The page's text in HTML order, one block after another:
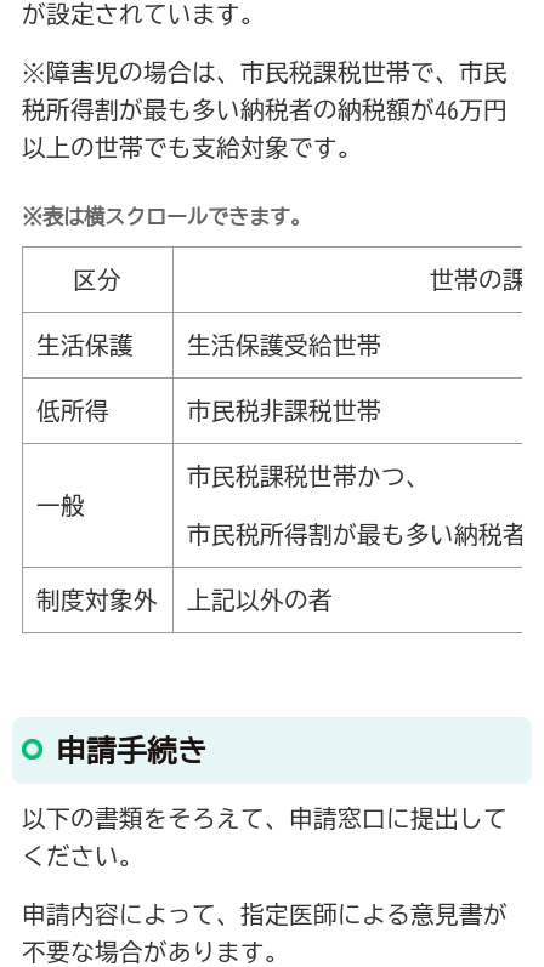
が設定されています。
※障害児の場合は、市民税課税世帯で、市民
税所得割が最も多い納税者の納税額が46万円
以上の世帯でも支給対象です。
※表は横スクロールできます。
区分 世帯の課
生活保護 生活保護受給世帯
低所得 市民税非課税世帯
一般
市民税課税世帯かつ、
市民税所得割が最も多い納税者
制度対象外 上記以外の者
申請手続き
以下の書類をそろえて、申請窓口に提出して
ください。
申請内容によって、指定医師による意見書が
不要な場合があります。